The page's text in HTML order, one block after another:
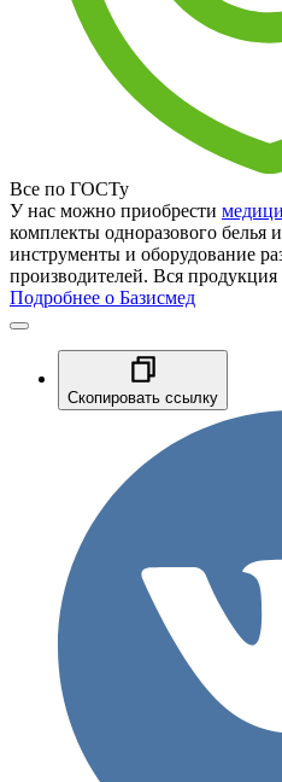
Все по ГОСТу
У нас можно приобрести
комплекты одноразового
инструменты и оборудование
производителей. Вся
Подробнее о Базисмед
Скопировать ссылку